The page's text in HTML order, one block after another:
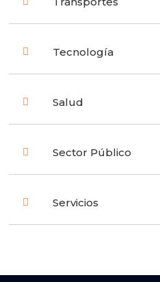
Tecnología
Salud
Sector Público
Servicios